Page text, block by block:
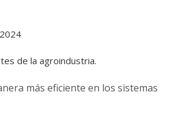
de la agroindustria.
más eficiente en los sistemas